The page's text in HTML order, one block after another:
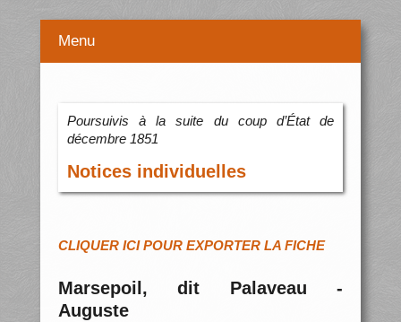
Menu
Poursuivis à la suite du coup d’État de
décembre 1851
Notices individuelles
CLIQUER ICI POUR EXPORTER LA FICHE
Marsepoil, dit Palaveau -
Auguste